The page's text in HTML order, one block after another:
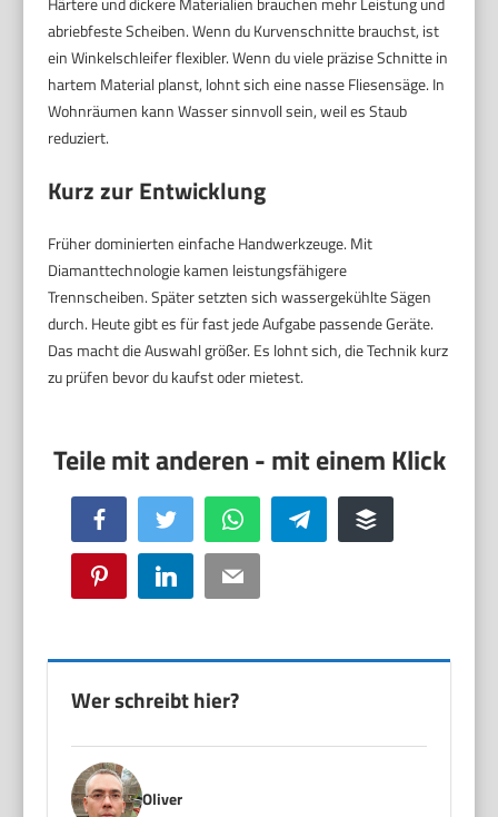
abriebfeste Scheiben. Wenn du Kurvenschnitte brauchst, ist
ein Winkelschleifer flexibler. Wenn du viele präzise Schnitte in
hartem Material planst, lohnt sich eine nasse Fliesensäge. In
Wohnräumen kann Wasser sinnvoll sein, weil es Staub
reduziert.
Kurz zur Entwicklung
Früher dominierten einfache Handwerkzeuge. Mit
Diamanttechnologie kamen leistungsfähigere
Trennscheiben. Später setzten sich wassergekühlte Sägen
durch. Heute gibt es für fast jede Aufgabe passende Geräte.
Das macht die Auswahl größer. Es lohnt sich, die Technik kurz
zu prüfen bevor du kaufst oder mietest.
Facebook Twitter WhatsApp Telegram Buffer
Pinterest LinkedIn Email
Wer schreibt hier?
Oliver